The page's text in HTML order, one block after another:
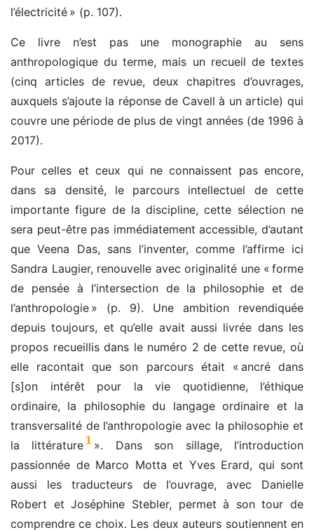
l’électricité » (p. 107).
Ce livre n’est pas une monographie au sens
anthropologique du terme, mais un recueil de textes
(cinq articles de revue, deux chapitres d’ouvrages,
auxquels s’ajoute la réponse de Cavell à un article) qui
couvre une période de plus de vingt années (de 1996 à
2017).
Pour celles et ceux qui ne connaissent pas encore,
dans sa densité, le parcours intellectuel de cette
importante figure de la discipline, cette sélection ne
sera peut-être pas immédiatement accessible, d’autant
que Veena Das, sans l’inventer, comme l’affirme ici
Sandra Laugier, renouvelle avec originalité une « forme
de pensée à l’intersection de la philosophie et de
l’anthropologie » (p. 9). Une ambition revendiquée
depuis toujours, et qu’elle avait aussi livrée dans les
propos recueillis dans le numéro 2 de cette revue, où
elle racontait que son parcours était « ancré dans
[s]on intérêt pour la vie quotidienne, l’éthique
ordinaire, la philosophie du langage ordinaire et la
transversalité de l’anthropologie avec la philosophie et
la littérature1 ». Dans son sillage, l’introduction
passionnée de Marco Motta et Yves Erard, qui sont
aussi les traducteurs de l’ouvrage, avec Danielle
Robert et Joséphine Stebler, permet à son tour de
comprendre ce choix. Les deux auteurs soutiennent en